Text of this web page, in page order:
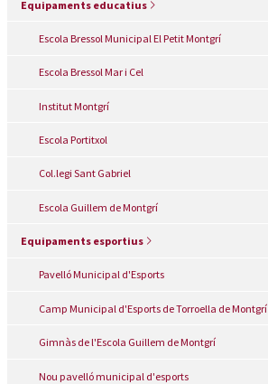
Equipaments educatius
Escola Bressol Municipal El Petit Montgrí
Escola Bressol Mar i Cel
Institut Montgrí
Escola Portitxol
Col.legi Sant Gabriel
Escola Guillem de Montgrí
Equipaments esportius
Pavelló Municipal d'Esports
Camp Municipal d'Esports de Torroella de Montgrí
Gimnàs de l'Escola Guillem de Montgrí
Nou pavelló municipal d'esports